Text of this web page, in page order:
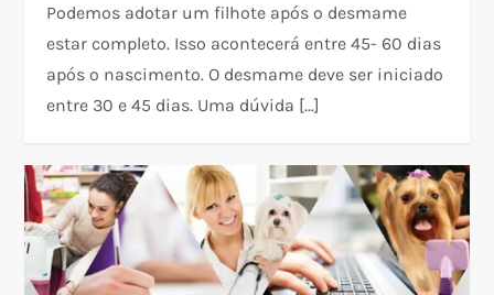
Podemos adotar um filhote após o desmame
estar completo. Isso acontecerá entre 45- 60 dias
após o nascimento. O desmame deve ser iniciado
entre 30 e 45 dias. Uma dúvida […]